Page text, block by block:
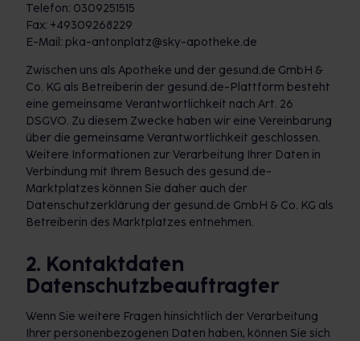
Telefon: 0309251515
Fax: +49309268229
E-Mail: pka-antonplatz@sky-apotheke.de
Zwischen uns als Apotheke und der gesund.de GmbH &
Co. KG als Betreiberin der gesund.de-Plattform besteht
eine gemeinsame Verantwortlichkeit nach Art. 26
DSGVO. Zu diesem Zwecke haben wir eine Vereinbarung
über die gemeinsame Verantwortlichkeit geschlossen.
Weitere Informationen zur Verarbeitung Ihrer Daten in
Verbindung mit Ihrem Besuch des gesund.de-
Marktplatzes können Sie daher auch der
Datenschutzerklärung der gesund.de GmbH & Co. KG als
Betreiberin des Marktplatzes entnehmen.
2. Kontaktdaten
Datenschutzbeauftragter
Wenn Sie weitere Fragen hinsichtlich der Verarbeitung
Ihrer personenbezogenen Daten haben, können Sie sich